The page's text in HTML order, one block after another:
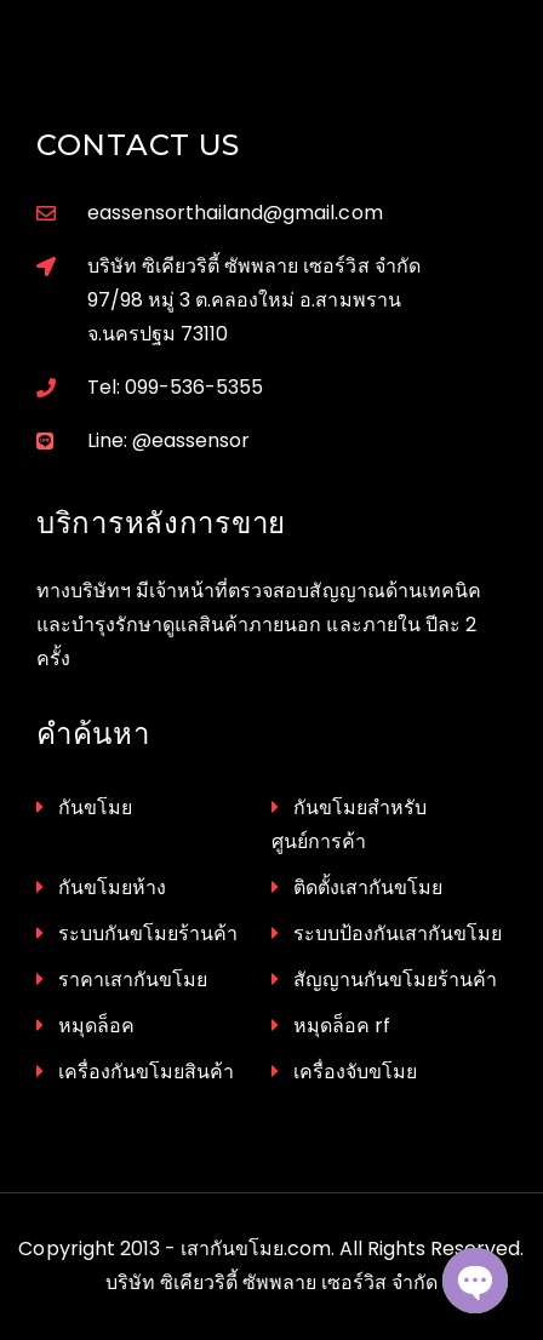
CONTACT US
eassensorthailand@gmail.com
บริษัท ซิเคียวริตี้ ซัพพลาย เซอร์วิส จำกัด
97/98 หมู่ 3 ต.คลองใหม่ อ.สามพราน
จ.นครปฐม 73110
Tel: 099-536-5355
Line: @eassensor
บริการหลังการขาย
ทางบริษัทฯ มีเจ้าหน้าที่ตรวจสอบสัญญาณด้านเทคนิค
และบำรุงรักษาดูแลสินค้าภายนอก และภายใน ปีละ 2
ครั้ง
คำค้นหา
กันขโมย
กันขโมยสำหรับ
ศูนย์การค้า
กันขโมยห้าง
ติดตั้งเสากันขโมย
ระบบกันขโมยร้านค้า
ระบบป้องกันเสากันขโมย
ราคาเสากันขโมย
สัญญานกันขโมยร้านค้า
หมุดล็อค
หมุดล็อค rf
เครื่องกันขโมยสินค้า
เครื่องจับขโมย
Copyright 2013 - เสากันขโมย.com. All Rights Reserved.
บริษัท ซิเคียวริตี้ ซัพพลาย เซอร์วิส จำกัด